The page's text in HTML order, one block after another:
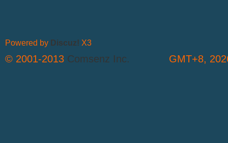
GMT+8,
Powered by Discuz! X3
© 2001-2013 Comsenz Inc.